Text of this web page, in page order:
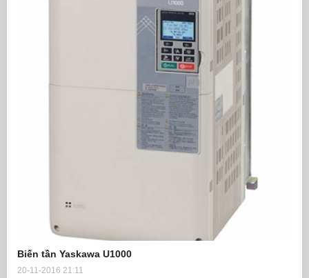
Biến tần Yaskawa U1000
20-11-2016 21:11